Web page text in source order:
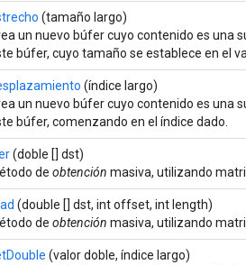
(tamaño largo)
un nuevo búfer cuyo contenido es una
búfer, cuyo tamaño se establece en el
(índice largo)
un nuevo búfer cuyo contenido es una
búfer, comenzando en el índice dado.
(doble [] dst)
de obtención masiva, utilizando
(double [] dst, int offset, int length)
de obtención masiva, utilizando
(valor doble, índice largo)